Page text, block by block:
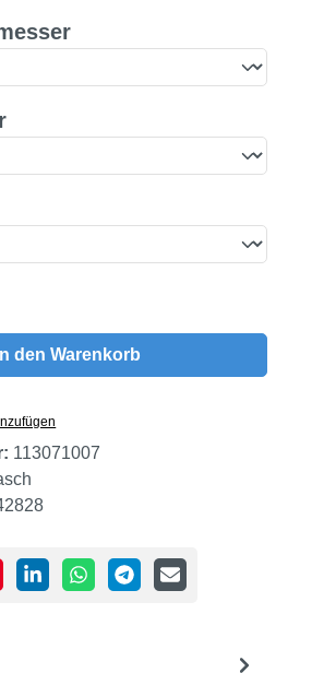
auswählen
auswählen
Gib den gewünschten
In den Warenkorb
113071007